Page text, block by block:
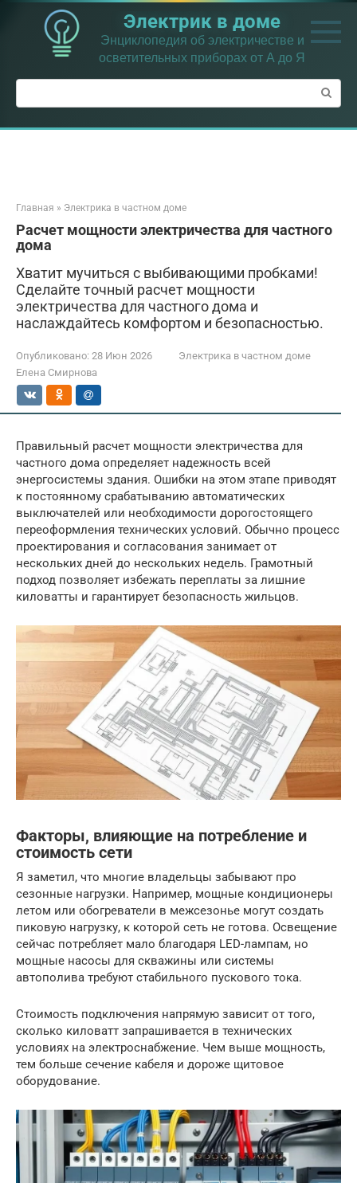
Перейти
контенту
Электрик в доме
Энциклопедия об электричестве и
осветительных приборах от А до Я
Поиск:
Главная » Электрика в частном доме
Расчет мощности электричества для частного
дома
Хватит мучиться с выбивающими пробками!
Сделайте точный расчет мощности
электричества для частного дома и
наслаждайтесь комфортом и безопасностью.
Опубликовано: 28 Июн 2026
Электрика в частном доме
Елена Смирнова
Правильный расчет мощности электричества для
частного дома определяет надежность всей
энергосистемы здания. Ошибки на этом этапе приводят
к постоянному срабатыванию автоматических
выключателей или необходимости дорогостоящего
переоформления технических условий. Обычно процесс
проектирования и согласования занимает от
нескольких дней до нескольких недель. Грамотный
подход позволяет избежать переплаты за лишние
киловатты и гарантирует безопасность жильцов.
Факторы, влияющие на потребление и
стоимость сети
Я заметил, что многие владельцы забывают про
сезонные нагрузки. Например, мощные кондиционеры
летом или обогреватели в межсезонье могут создать
пиковую нагрузку, к которой сеть не готова. Освещение
сейчас потребляет мало благодаря LED-лампам, но
мощные насосы для скважины или системы
автополива требуют стабильного пускового тока.
Стоимость подключения напрямую зависит от того,
сколько киловатт запрашивается в технических
условиях на электроснабжение. Чем выше мощность,
тем больше сечение кабеля и дороже щитовое
оборудование.